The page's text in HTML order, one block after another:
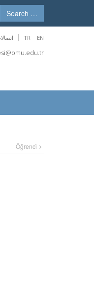
Search …
TR EN
Öğrenci̇